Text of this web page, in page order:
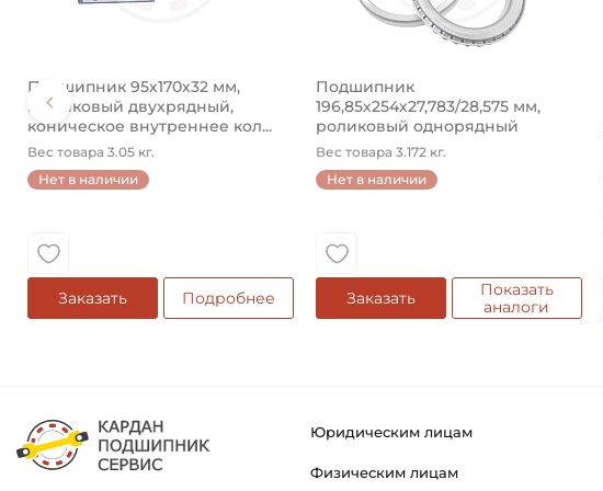
Подшипник 95х170х32 мм,
шариковый двухрядный,
коническое внутреннее кол...
Вес товара 3.05 кг.
Нет в наличии
Заказать Подробнее
Подшипник
196,85х254х27,783/28,575 мм,
роликовый однорядный
конический ...
Вес товара 3.172 кг.
Нет в наличии
Заказать
Показать
аналоги
Юридическим лицам
Физическим лицам